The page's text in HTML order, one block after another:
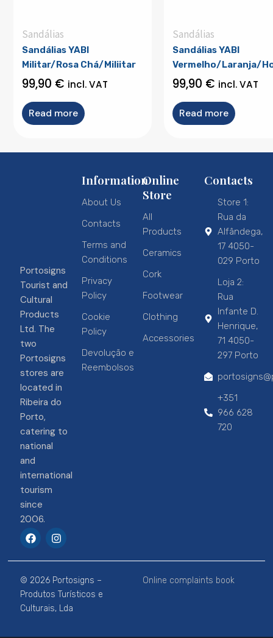
Sandálias
Sandálias YABI
Militar/Rosa Chá/Miliitar
99,90 € incl. VAT
Read more
Sandálias
Sandálias YABI
Vermelho/Laranja/
99,90 € incl. VAT
Read more
Portosigns
Tourist and
Cultural
Products
Ltd. The
two
Portosigns
stores are
located in
Ribeira do
Porto,
catering to
national
and
international
tourism
since
2006.
F
a
e
b
o
o
k
I
n
t
a
g
r
a
m
Information
About Us
Contacts
Terms and
Conditions
Privacy
Policy
Cookie
Policy
Devolução e
Reembolsos
Online
Store
All
Products
Ceramics
Cork
Footwear
Clothing
Accessories
Contacts
Store 1:
Rua da
Alfândega,
17 4050-
029 Porto
Loja 2:
Rua
Infante D.
Henrique,
71 4050-
297 Porto
+351
966 628
720
© 2026 Portosigns –
Produtos Turísticos e
Culturais, Lda
Online complaints book